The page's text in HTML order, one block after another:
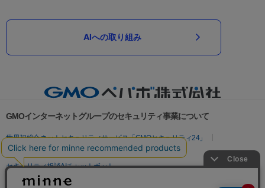
AIへの取り組み
GMOインターネットグループのセキュリティ事業について
世界初総合ネットセキュリティサービス「GMOセキュリティ24」
パスワード漏洩診断
Webサイトリスク診断
セキュリティ相談AIチャットボット
実在証明・盗聴対策